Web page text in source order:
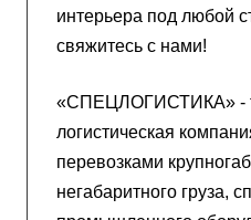
интерьера под любой
свяжитесь с нами!
«СПЕЦЛОГИСТИКА» -
логистическая
перевозками
негабаритного груза,